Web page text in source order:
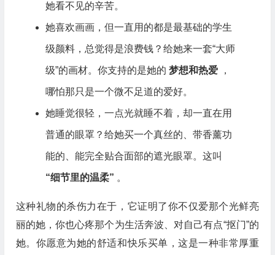
她看不见的辛苦。
她喜欢画画，但一直用的都是最基础的学生
级颜料，总觉得是浪费钱？给她来一套“大师
级”的画材。你支持的是她的 梦想和热爱 ，
哪怕那只是一个微不足道的爱好。
她睡觉很轻，一点光就睡不着，却一直在用
普通的眼罩？给她买一个真丝的、带香薰功
能的、能完全贴合面部的遮光眼罩。这叫
“细节里的温柔” 。
这种礼物的杀伤力在于，它证明了你不仅爱那个光鲜亮
丽的她，你也心疼那个为生活奔波、对自己有点“抠门”的
她。你愿意为她的舒适和快乐买单，这是一种非常厚重